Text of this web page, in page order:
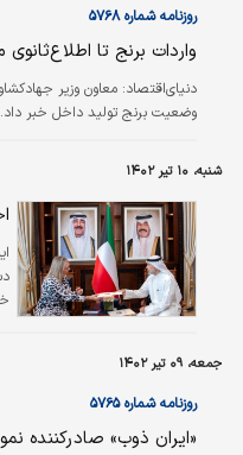
روزنامه شماره ۵۷۶۸
واردات برنج تا
دنیای‌اقتصاد: معاون وزیر
وضعیت برنج تولید داخل خبر داد.
شنبه، ۱۰ تیر ۱۴۰۲
جمعه، ۰۹ تیر ۱۴۰۲
روزنامه شماره ۵۷۶۵
«ایران ذوب» صادرکننده